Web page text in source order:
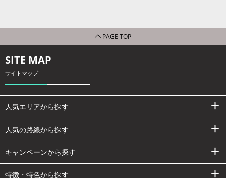
PAGE TOP
SITE MAP
サイトマップ
人気エリアから探す
人気の路線から探す
キャンペーンから探す
特徴・特色から探す